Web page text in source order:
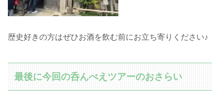
歴史好きの方はぜひお酒を飲む前にお立ち寄りください♪
最後に今回の呑んべえツアーのおさらい